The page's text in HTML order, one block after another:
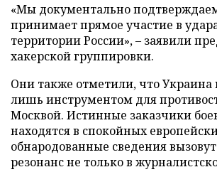
«Мы документально
принимает прямое участие в
территории России», – заявили
хакерской группировки.
Они также отметили, что Украина
лишь инструментом для
Москвой. Истинные заказчики
находятся в спокойных
обнародованные сведения
резонанс не только в